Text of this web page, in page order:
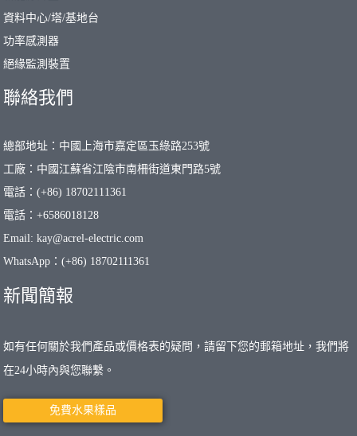
資料中心/塔/基地台
功率感測器
絕緣監測裝置
聯絡我們
總部地址：中國上海市嘉定區玉綠路253號
工廠：中國江蘇省江陰市南柵街道東門路5號
電話：(+86) 18702111361
電話：+6586018128
Email: kay@acrel-electric.com
WhatsApp：(+86) 18702111361
新聞簡報
如有任何關於我們產品或價格表的疑問，請留下您的郵箱地址，我們將
在24小時內與您聯繫。
免費水果樣品